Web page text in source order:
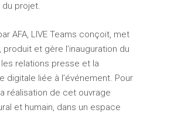
du projet.
AFA, LIVE Teams conçoit, met
produit et gère l’inauguration du
relations presse et la
digitale liée à l’événement. Pour
réalisation de cet ouvrage
et humain, dans un espace